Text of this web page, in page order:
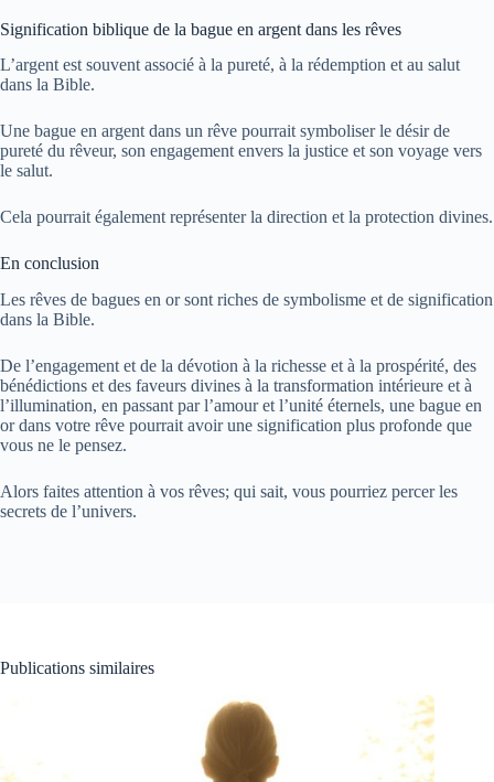
Signification biblique de la bague en argent dans les rêves
L’argent est souvent associé à la pureté, à la rédemption et au salut
dans la Bible.
Une bague en argent dans un rêve pourrait symboliser le désir de
pureté du rêveur, son engagement envers la justice et son voyage vers
le salut.
Cela pourrait également représenter la direction et la protection divines.
En conclusion
Les rêves de bagues en or sont riches de symbolisme et de signification
dans la Bible.
De l’engagement et de la dévotion à la richesse et à la prospérité, des
bénédictions et des faveurs divines à la transformation intérieure et à
l’illumination, en passant par l’amour et l’unité éternels, une bague en
or dans votre rêve pourrait avoir une signification plus profonde que
vous ne le pensez.
Alors faites attention à vos rêves; qui sait, vous pourriez percer les
secrets de l’univers.
Publications similaires